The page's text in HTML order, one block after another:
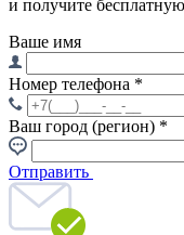
и получите
Ваше имя
Номер телефона *
Ваш город (регион) *
Отправить